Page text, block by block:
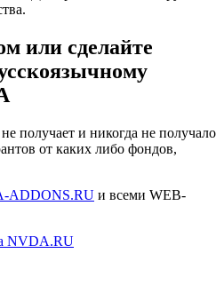
или сделайте
получает и никогда не получало
от каких либо фондов,
ADDONS.RU и всеми WEB-
NVDA.RU